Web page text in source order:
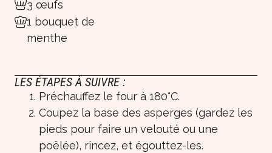
3 œufs
1 bouquet de
menthe
LES ÉTAPES À SUIVRE :
Préchauffez le four à 180°C.
Coupez la base des asperges (gardez les
pieds pour faire un velouté ou une
poêlée), rincez, et égouttez-les.